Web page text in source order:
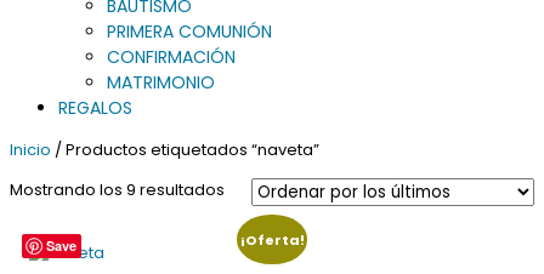
BAUTISMO
PRIMERA COMUNIÓN
CONFIRMACIÓN
MATRIMONIO
REGALOS
Inicio / Productos etiquetados “naveta”
Mostrando los 9 resultados Ordenado
por
los
últimos
Save ¡Oferta!